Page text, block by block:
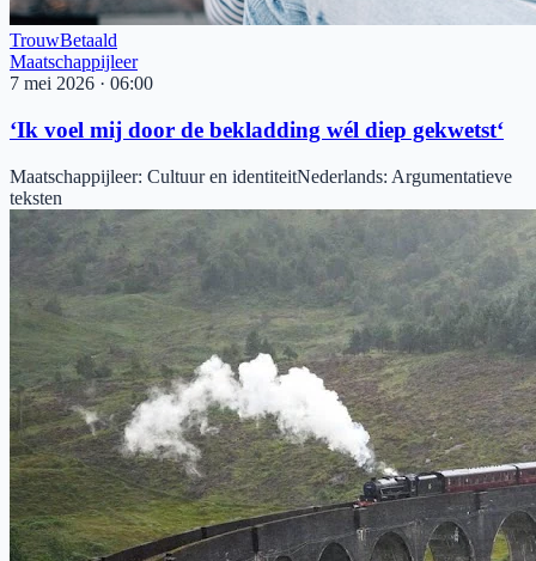
TrouwBetaald
Maatschappijleer
7 mei 2026 · 06:00
‘Ik voel mij door de bekladding wél diep gekwetst‘
Maatschappijleer: Cultuur en identiteitNederlands: Argumentatieve
teksten